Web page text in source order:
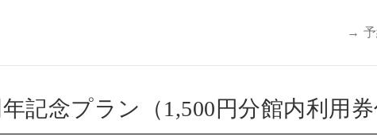
→ 予
記念プラン（1,500円分館内利用券